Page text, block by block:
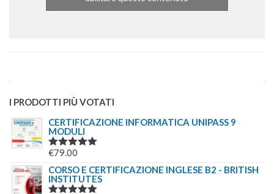
I PRODOTTI PIÙ VOTATI
CERTIFICAZIONE INFORMATICA UNIPASS 9
MODULI
VALUTATO
€79.00
CORSO E CERTIFICAZIONE INGLESE B2 - BRITISH
INSTITUTES